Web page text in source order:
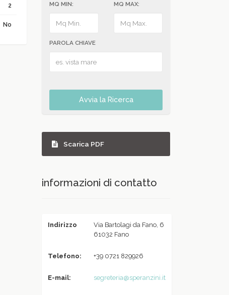
2
No
MQ MIN: MQ MAX:
PAROLA CHIAVE
Avvia la Ricerca
Scarica PDF
informazioni di contatto
Indirizzo
Via Bartolagi da Fano, 6
61032 Fano
Telefono: +39 0721 829926
E-mail: segreteria@speranzini.it